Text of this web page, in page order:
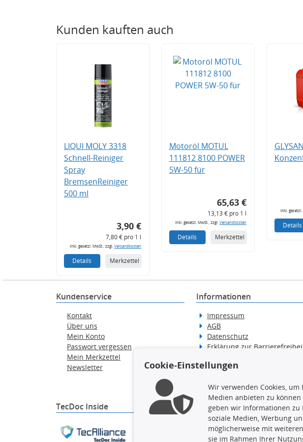
Kunden kauften auch
LIQUI MOLY 3318
Schnell-Reiniger
Spray
BremsenReiniger
500 ml
3,90 €
7,80 € pro 1 l
inkl. gesetzl. MwSt., zzgl.Versandkosten
Details Merkzettel
Motoröl MOTUL
111812 8100 POWER
5W-50 für
65,63 €
13,13 € pro 1 l
inkl. gesetzl. MwSt., zzgl.Versandkosten
Details Merkzettel
inkl. gesetzl.
Details
Kundenservice
Kontakt
Über uns
Mein Konto
Passwort vergessen
Mein Merkzettel
Newsletter
Informationen
Impressum
AGB
Datenschutz
Erklärung zur
Widerrufsbelehrung
TecDoc Inside
Die hier angezeigten Daten, insbesondere die
gesamte Datenbank ohne vorherige
Cookie-Einstellungen
Wir verwenden Cookies,
Medien anbieten zu
geben wir Informationen
soziale Medien, Werbung
möglicherweise mit
sie im Rahmen Ihrer